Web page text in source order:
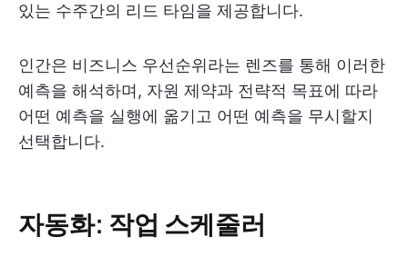
있는 수주간의 리드 타임을 제공합니다.
인간은 비즈니스 우선순위라는 렌즈를 통해 이러한
예측을 해석하며, 자원 제약과 전략적 목표에 따라
어떤 예측을 실행에 옮기고 어떤 예측을 무시할지
선택합니다.
자동화: 작업 스케줄러